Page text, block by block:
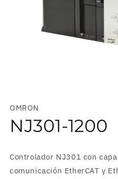
1
una
ventana
OMRON
NJ301-1200
Controlador NJ301 con
comunicación EtherCAT y